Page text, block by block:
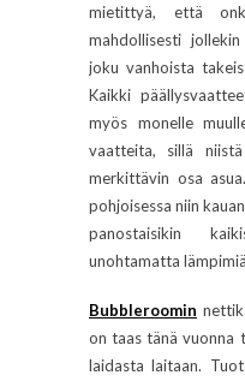
mietittyä, että
mahdollisesti
joku vanhoista
Kaikki
myös monelle
vaatteita, sillä
merkittävin osa
pohjoisessa niin
panostaisikin
unohtamatta
Bubbleroomin
on taas tänä vuonna
laidasta laitaan.